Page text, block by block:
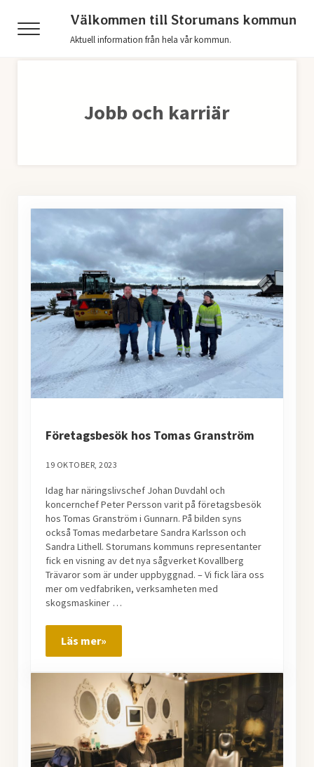
Menu
Välkommen till Storumans kommun
Aktuell information från hela vår kommun.
Jobb och karriär
Företagsbesök hos Tomas Granström
19 OKTOBER, 2023
Idag har näringslivschef Johan Duvdahl och
koncernchef Peter Persson varit på företagsbesök
hos Tomas Granström i Gunnarn. På bilden syns
också Tomas medarbetare Sandra Karlsson och
Sandra Lithell. Storumans kommuns representanter
fick en visning av det nya sågverket Kovallberg
Trävaror som är under uppbyggnad. – Vi fick lära oss
mer om vedfabriken, verksamheten med
skogsmaskiner …
Läs mer»Företagsbesök hos Tomas Granström